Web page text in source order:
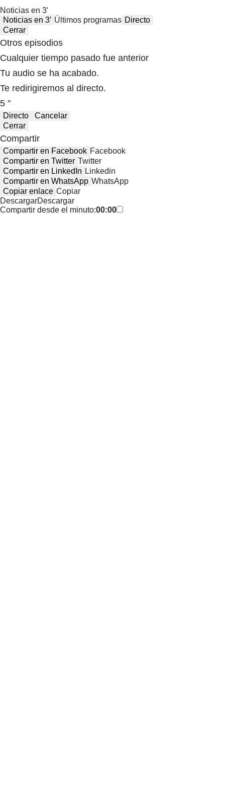
Noticias en 3′
Noticias en 3′ Últimos programas Directo
Cerrar
Otros episodios
Cualquier tiempo pasado fue anterior
Tu audio se ha acabado.
Te redirigiremos al directo.
5 "
Directo
Cancelar
Cerrar
Compartir
Compartir en Facebook Facebook
Compartir en Twitter Twitter
Compartir en LinkedIn Linkedin
Compartir en WhatsApp WhatsApp
Copiar enlace Copiar
DescargarDescargar
Compartir desde el minuto:00:00